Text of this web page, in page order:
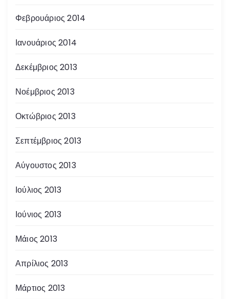
Φεβρουάριος 2014
Ιανουάριος 2014
Δεκέμβριος 2013
Νοέμβριος 2013
Οκτώβριος 2013
Σεπτέμβριος 2013
Αύγουστος 2013
Ιούλιος 2013
Ιούνιος 2013
Μάιος 2013
Απρίλιος 2013
Μάρτιος 2013